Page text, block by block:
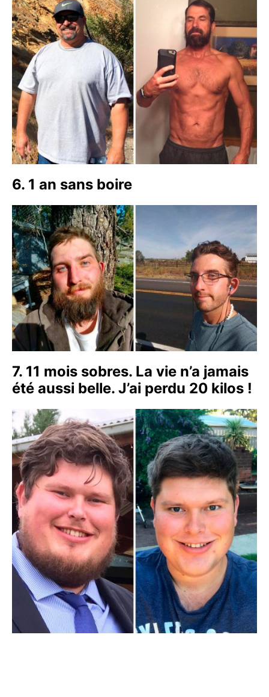
6. 1 an sans boire
7. 11 mois sobres. La vie n’a jamais
été aussi belle. J’ai perdu 20 kilos !